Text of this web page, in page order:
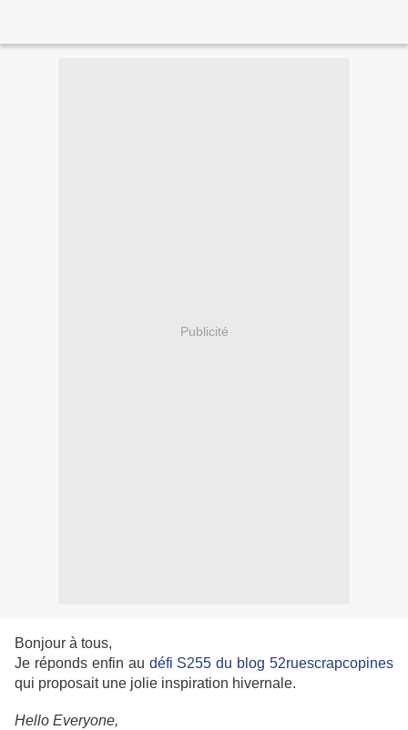
Publicité
Bonjour à tous,
Je réponds enfin au défi S255 du blog 52ruescrapcopines
qui proposait une jolie inspiration hivernale.
Hello Everyone,